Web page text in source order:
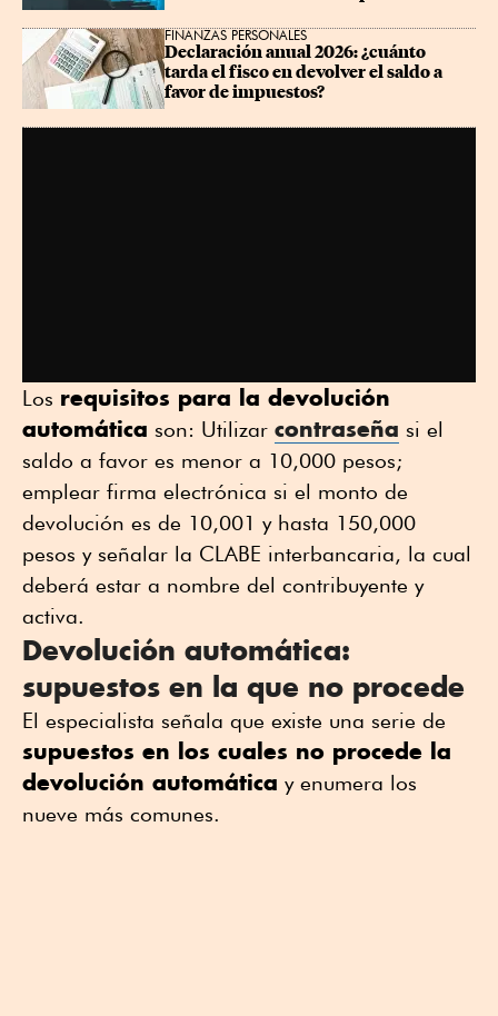
FINANZAS PERSONALES
Declaración anual 2026: ¿cuánto
tarda el fisco en devolver el saldo a
favor de impuestos?
Los requisitos para la devolución
automática son: Utilizar contraseña si el
saldo a favor es menor a 10,000 pesos;
emplear firma electrónica si el monto de
devolución es de 10,001 y hasta 150,000
pesos y señalar la CLABE interbancaria, la cual
deberá estar a nombre del contribuyente y
activa.
Devolución automática:
supuestos en la que no procede
El especialista señala que existe una serie de
supuestos en los cuales no procede la
devolución automática y enumera los
nueve más comunes.